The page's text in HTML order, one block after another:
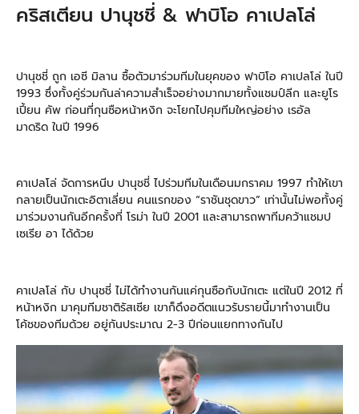
คริสเตียน ปานุชชี่ & ฟาบิโอ คาเปลโล่
ปานุชชี่ ถูก เอซี มิลาน ซื้อตัวมาร่วมทีมในยุคของ ฟาบิโอ คาเปลโล่ ในปี
1993 ซึ่งทั้งคู่ร่วมกันล่าความสำเร็จอย่างมากมายทั้งแชมป์ลีก และยูโร
เปี้ยน คัพ ก่อนที่กุนซือหน้าหงิก จะโยกไปคุมทีมใหญ่อย่าง เรอัล
มาดริด ในปี 1996
คาเปลโล่ จัดการหนีบ ปานุชชี่ ไปร่วมทีมในเดือนมกราคม 1997 ทำให้เขา
กลายเป็นนักเตะอิตาเลี่ยน คนแรกของ “ราชันชุดขาว” เท่านั้นไม่พอทั้งคู่
มาร่วมงานกันอีกครั้งที่ โรม่า ในปี 2001 และสามารถพาทีมคว้าแชมป
เซเรีย อา ได้ด้วย
คาเปลโล่ กับ ปานุชชี่ ไม่ได้ทำงานกันแค่กุนซือกับนักเตะ แต่ในปี 2012 ที่
หน้าหงิก มาคุมทีมชาติรัสเซีย เขาก็ดึงอดีตแนวรับรายนี้มาทำงานเป็น
โค้ชของทีมด้วย อยู่กันประมาณ 2-3 ปีก่อนแยกทางกันไป